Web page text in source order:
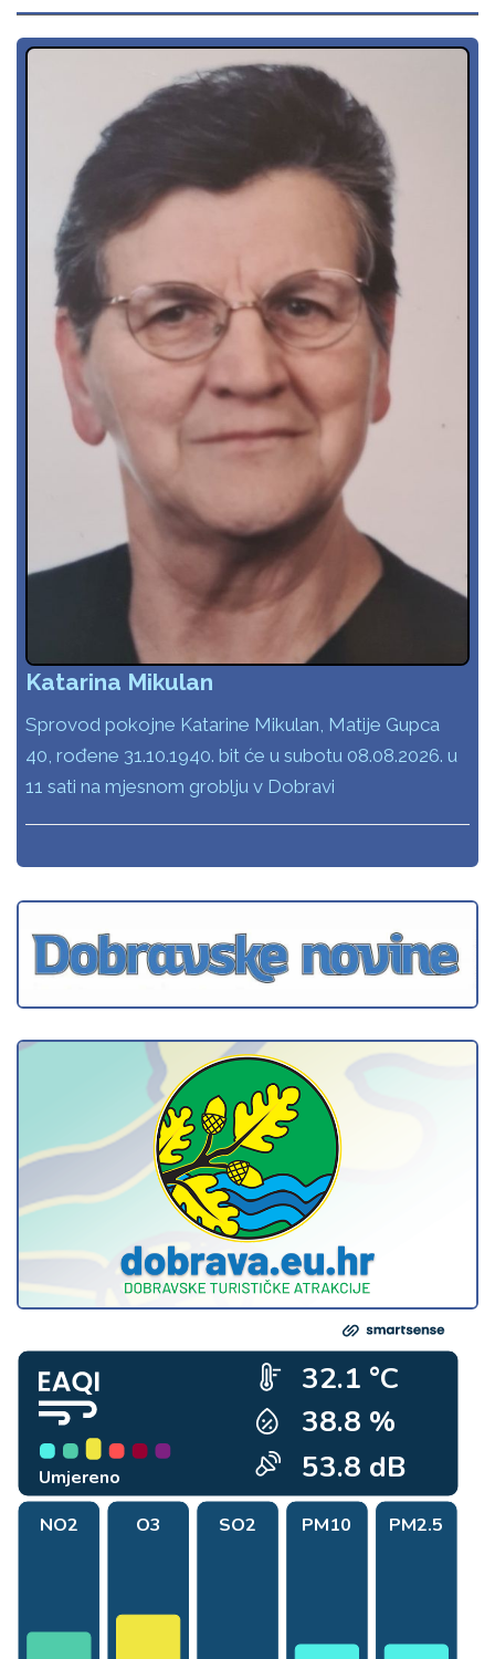
Katarina Mikulan
Sprovod pokojne Katarine Mikulan, Matije Gupca
40, rođene 31.10.1940. bit će u subotu 08.08.2026. u
11 sati na mjesnom groblju v Dobravi